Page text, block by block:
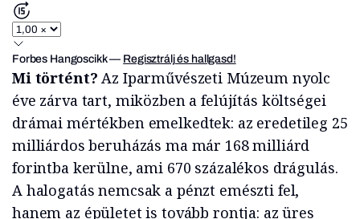
Forbes Hangoscikk— Regisztrálj és hallgasd!
Mi történt? Az Iparművészeti Múzeum nyolc
éve zárva tart, miközben a felújítás költségei
drámai mértékben emelkedtek: az eredetileg 25
milliárdos beruházás ma már 168 milliárd
forintba kerülne, ami 670 százalékos drágulás.
A halogatás nemcsak a pénzt emészti fel,
hanem az épületet is tovább rontja: az üres